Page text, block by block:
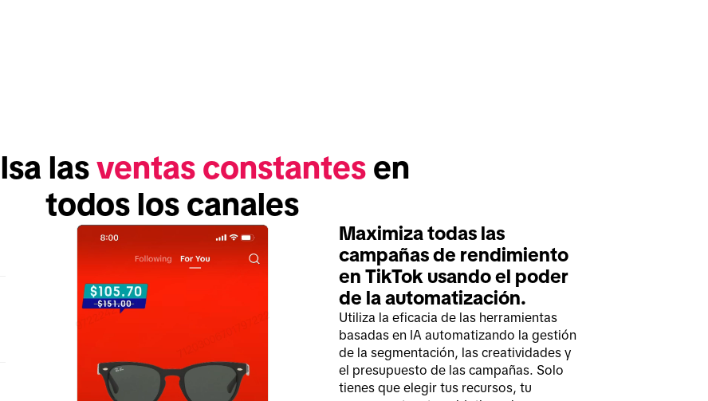
las ventas constantes en
todos los canales
Maximiza todas las
campañas de rendimiento
en TikTok usando el poder
de la automatización.
Utiliza la eficacia de las herramientas
basadas en IA automatizando la gestión
de la segmentación, las creatividades y
el presupuesto de las campañas. Solo
tienes que elegir tus recursos, tu